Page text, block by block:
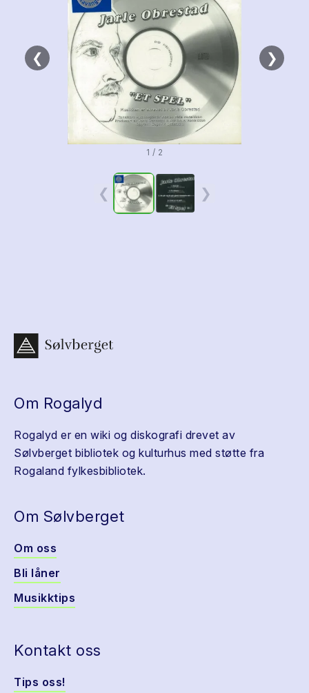
❮ ❯
1 / 2
❮ ❯
Om Rogalyd
Rogalyd er en wiki og diskografi drevet av
Sølvberget bibliotek og kulturhus med støtte fra
Rogaland fylkesbibliotek.
Om Sølvberget
Om oss
Bli låner
Musikktips
Kontakt oss
Tips oss!